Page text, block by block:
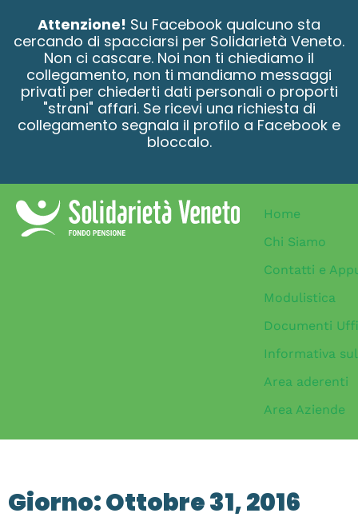
Attenzione! Su Facebook qualcuno sta
cercando di spacciarsi per Solidarietà Veneto.
Non ci cascare. Noi non ti chiediamo il
collegamento, non ti mandiamo messaggi
privati per chiederti dati personali o proporti
"strani" affari. Se ricevi una richiesta di
collegamento segnala il profilo a Facebook e
bloccalo.
Home
Chi Siamo
Contatti e
Modulistica
Documenti
Informativa
Area aderenti
Area Aziende
Giorno: Ottobre 31, 2016